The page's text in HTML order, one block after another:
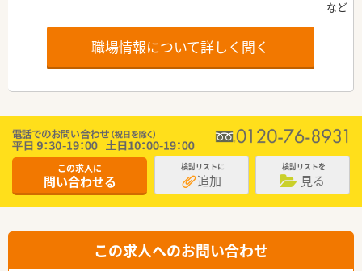
職場情報について詳しく聞く
この求人に
問い合わせる
検討リストに
追加
検討リストを
見る
この求人へのお問い合わせ